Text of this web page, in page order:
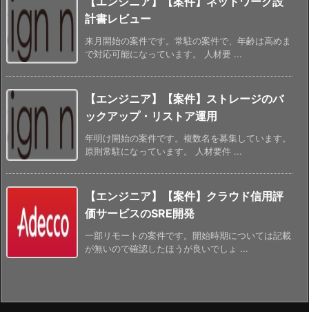
計書レビュー
来月開始の案件です。常駐の案件で、年齢は高めま
で対応可能になっています。 人材要 ...
【エンジニア】【案件】ストレージのバ
ックアップ・リストア運用
年明け開始の案件です。複数名を募集しています。
原則常駐になっています。 人材要件 ...
【エンジニア】【案件】クラウド信用評
価サービスのSRE開発
一部リモートの案件です。開始時期については記載
が無いので確認したほうが良いでしょ ...